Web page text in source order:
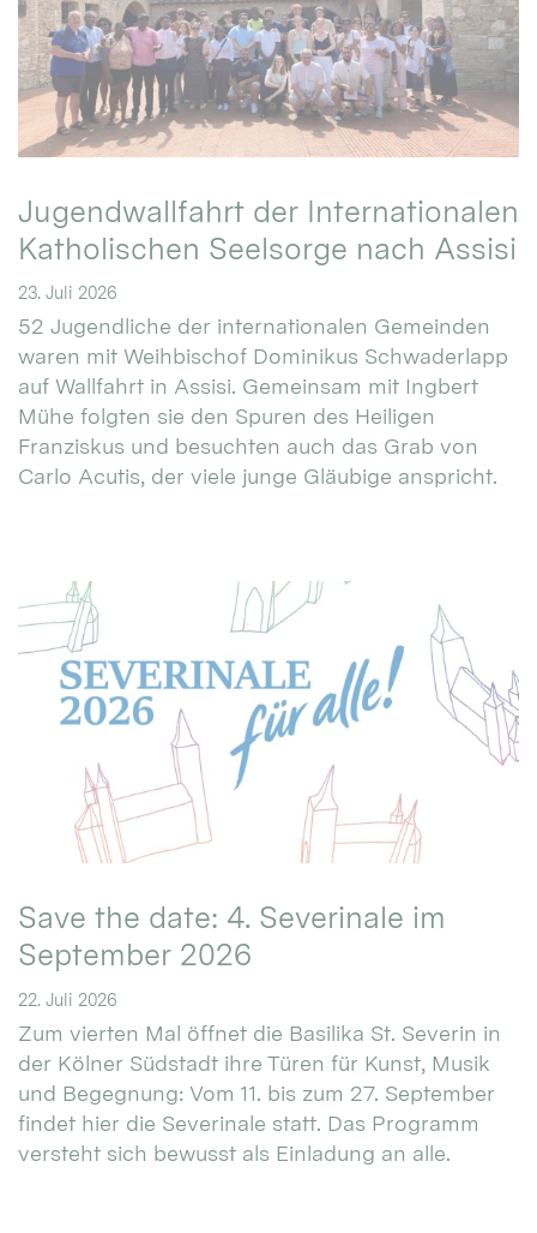
Jugendwallfahrt der Internationalen
Katholischen Seelsorge nach Assisi
23. Juli 2026
52 Jugendliche der internationalen Gemeinden
waren mit Weihbischof Dominikus Schwaderlapp
auf Wallfahrt in Assisi. Gemeinsam mit Ingbert
Mühe folgten sie den Spuren des Heiligen
Franziskus und besuchten auch das Grab von
Carlo Acutis, der viele junge Gläubige anspricht.
Save the date: 4. Severinale im
September 2026
22. Juli 2026
Zum vierten Mal öffnet die Basilika St. Severin in
der Kölner Südstadt ihre Türen für Kunst, Musik
und Begegnung: Vom 11. bis zum 27. September
findet hier die Severinale statt. Das Programm
versteht sich bewusst als Einladung an alle.